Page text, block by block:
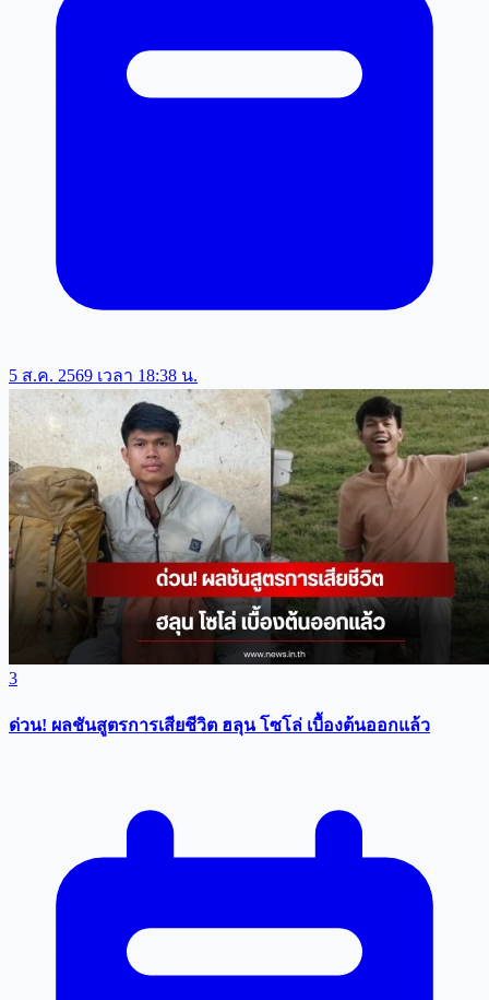
5 ส.ค. 2569 เวลา 18:38 น.
3
ด่วน! ผลชันสูตรการเสียชีวิต ฮลุน โซโล่ เบื้องต้นออกแล้ว